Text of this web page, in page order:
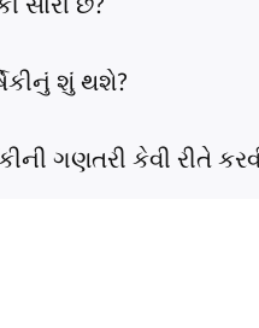
સારી છે?
શું થશે?
ગણતરી કેવી રીતે